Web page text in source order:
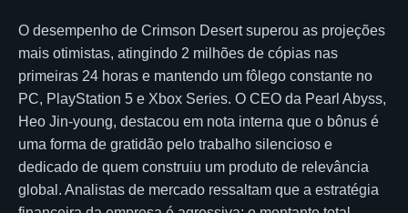
O desempenho de Crimson Desert superou as projeções
mais otimistas, atingindo 2 milhões de cópias nas
primeiras 24 horas e mantendo um fôlego constante no
PC, PlayStation 5 e Xbox Series. O CEO da Pearl Abyss,
Heo Jin-young, destacou em nota interna que o bônus é
uma forma de gratidão pelo trabalho silencioso e
dedicado de quem construiu um produto de relevância
global. Analistas de mercado ressaltam que a estratégia